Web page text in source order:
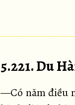
5.221. Du
—Có năm điều